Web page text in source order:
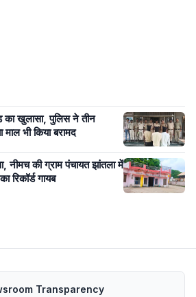
का खुलासा, पुलिस ने तीन
माल भी किया बरामद
की ग्राम पंचायत झांतला में
गायब
Transparency